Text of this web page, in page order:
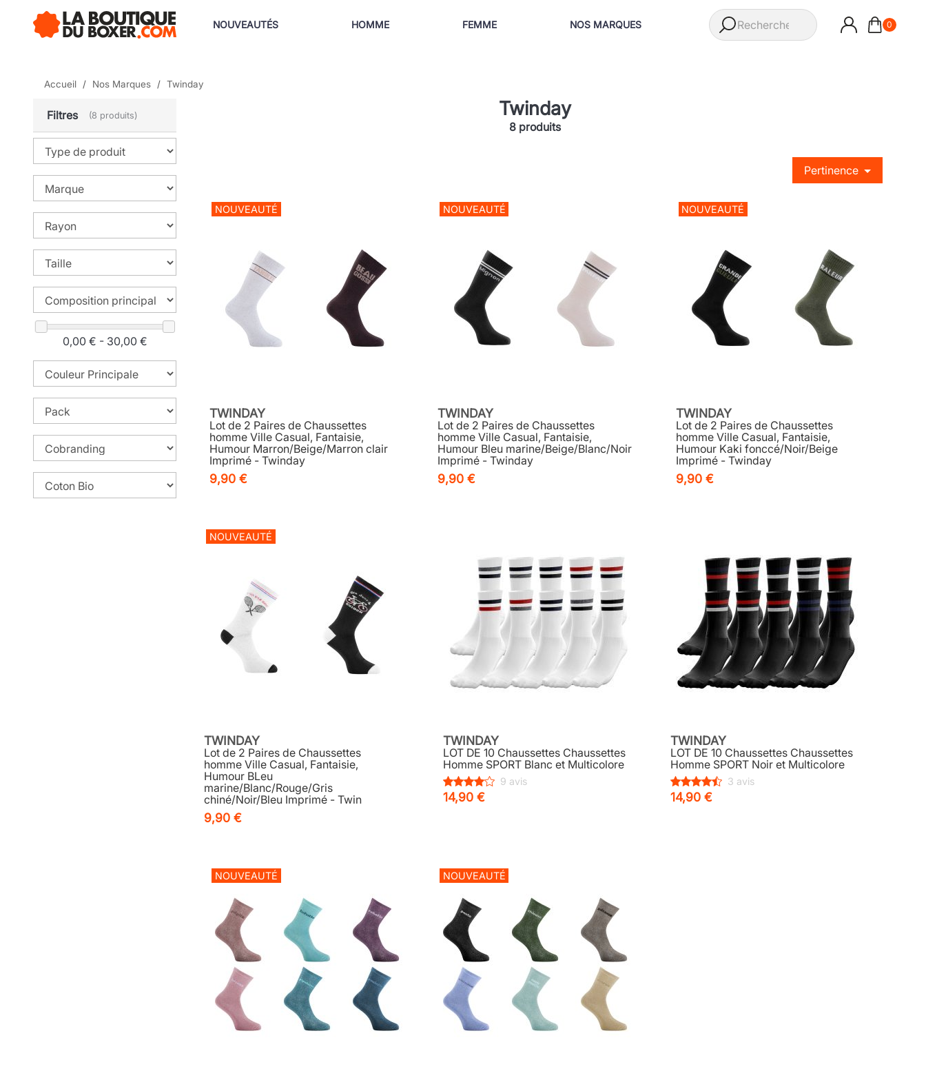
NOUVEAUTÉS HOMME FEMME NOS MARQUES 0
Accueil Nos Marques Twinday
Filtres (8 produits)
0,00 € - 30,00 €
Twinday
8 produits
Pertinence
NOUVEAUTÉ
TWINDAY
Lot de 2 Paires de Chaussettes
homme Ville Casual, Fantaisie,
Humour Marron/Beige/Marron clair
Imprimé - Twinday
9,90 €
NOUVEAUTÉ
TWINDAY
Lot de 2 Paires de Chaussettes
homme Ville Casual, Fantaisie,
Humour Bleu marine/Beige/Blanc/Noir
Imprimé - Twinday
9,90 €
NOUVEAUTÉ
TWINDAY
Lot de 2 Paires de Chaussettes
homme Ville Casual, Fantaisie,
Humour Kaki fonccé/Noir/Beige
Imprimé - Twinday
9,90 €
NOUVEAUTÉ
TWINDAY
Lot de 2 Paires de Chaussettes
homme Ville Casual, Fantaisie,
Humour BLeu
marine/Blanc/Rouge/Gris
chiné/Noir/Bleu Imprimé - Twin
9,90 €
TWINDAY
LOT DE 10 Chaussettes Chaussettes
Homme SPORT Blanc et Multicolore
9 avis
14,90 €
TWINDAY
LOT DE 10 Chaussettes Chaussettes
Homme SPORT Noir et Multicolore
3 avis
14,90 €
NOUVEAUTÉ NOUVEAUTÉ